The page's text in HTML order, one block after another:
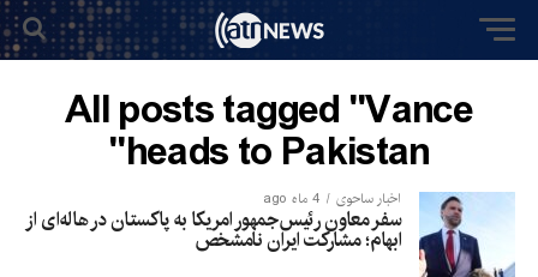
All posts tagged "Vance
heads to Pakistan"
اخبار ساحوی 4 ماه ago
سفر معاون رئیس‌جمهور امریکا به پاکستان در هاله‌ای از
ابهام؛ مشارکت ایران نامشخص